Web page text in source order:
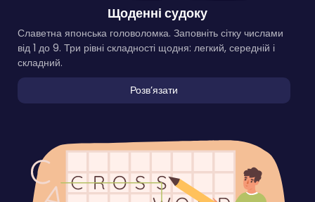
Щоденні судоку
Славетна японська головоломка. Заповніть сітку числами
від 1 до 9. Три рівні складності щодня: легкий, середній і
складний.
Розвʼязати